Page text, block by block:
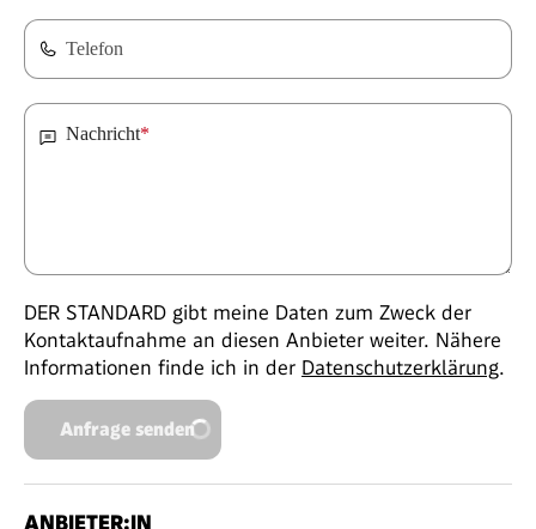
Telefon
Nachricht*
DER STANDARD gibt meine Daten zum Zweck der
Kontaktaufnahme an diesen Anbieter weiter. Nähere
Informationen finde ich in der Datenschutzerklärung.
Anfrage senden
ANBIETER:IN